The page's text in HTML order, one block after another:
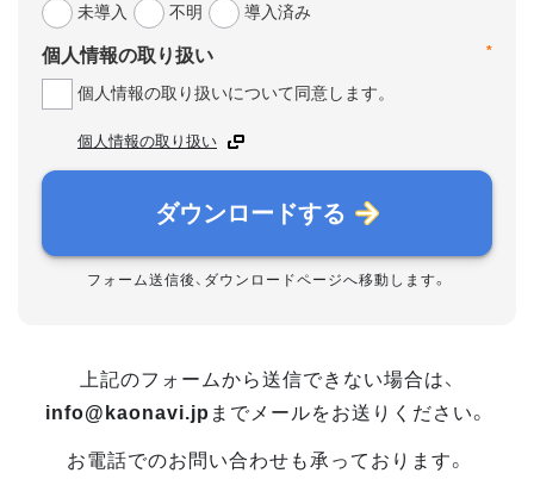
未導入
不明 導入済み
*
個人情報の取り扱い
個人情報の取り扱いについて同意します。
個人情報の取り扱い
ダウンロードする
フォーム送信後、ダウンロードページへ移動します。
上記のフォームから送信できない場合は、
info@kaonavi.jp までメールをお送りください。
お電話でのお問い合わせも承っております。